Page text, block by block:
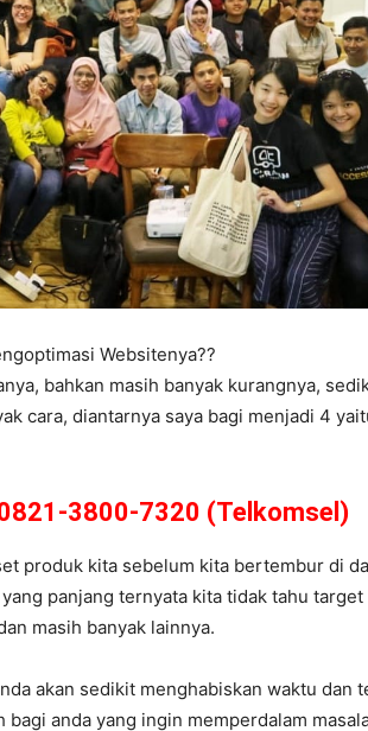
Websitenya??
bahkan masih banyak kurangnya,
cara, diantarnya saya bagi menjadi 4
3800-7320 (Telkomsel)
produk kita sebelum kita bertembur di
panjang ternyata kita tidak tahu target
masih banyak lainnya.
akan sedikit menghabiskan waktu dan
anda yang ingin memperdalam